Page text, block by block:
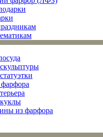
из фарфора